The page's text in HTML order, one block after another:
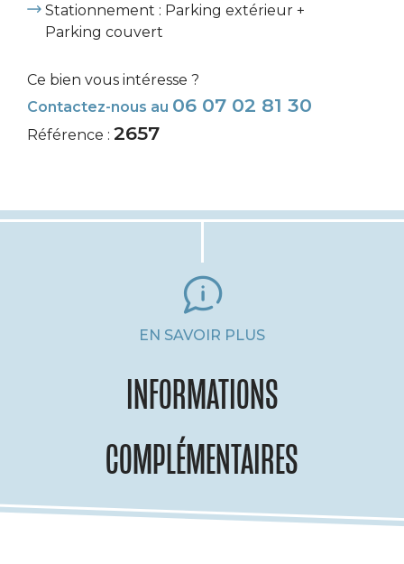
Stationnement : Parking extérieur +
Parking couvert
Ce bien vous intéresse ?
Contactez-nous au 06 07 02 81 30
Référence : 2657
EN SAVOIR PLUS
INFORMATIONS
COMPLÉMENTAIRES